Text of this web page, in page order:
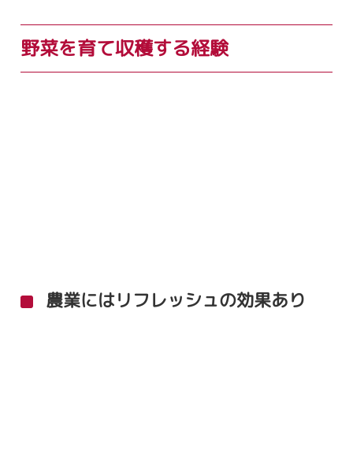
野菜を育て収穫する経験
農業にはリフレッシュの効果あり